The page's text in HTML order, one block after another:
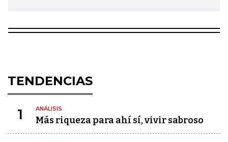
TENDENCIAS
1 ANÁLISIS
Más riqueza para ahí sí, vivir sabroso